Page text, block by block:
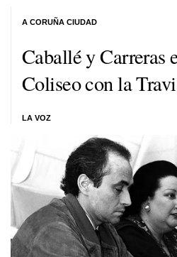
Caballé y Carreras
Coliseo con la
LA VOZ
A CORUÑA CIUDAD